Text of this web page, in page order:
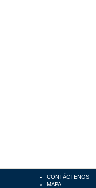
CONTÁCTENOS
MAPA